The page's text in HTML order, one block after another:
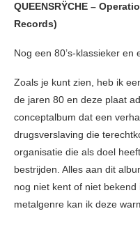
QUEENSRŸCHE –
Records)
Nog een 80’s-klassieker en
Zoals je kunt zien, heb ik
de jaren 80 en deze plaat
conceptalbum dat een
drugsverslaving die
organisatie die als doel
bestrijden. Alles aan dit
nog niet kent of niet
metalgenre kan ik deze